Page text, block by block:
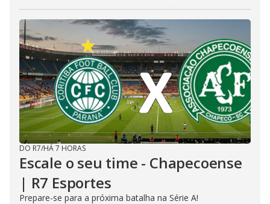
DO R7/HÁ 7 HORAS
Escale o seu time - Chapecoense
| R7 Esportes
Prepare-se para a próxima batalha na Série A!